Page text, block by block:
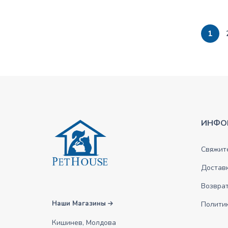
1
Наши Магазины
Кишинев, Молдова